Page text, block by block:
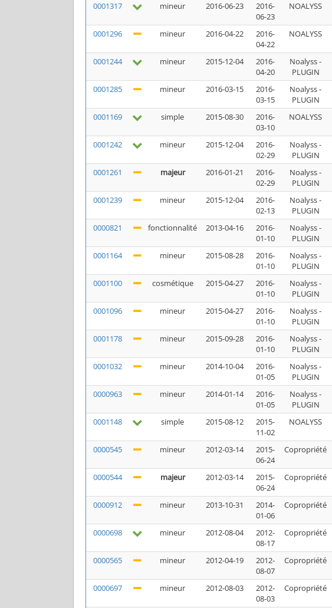
0001317 mineur 2016-06-23
2016-
06-23
NOALYSS
0001296 mineur 2016-04-22
2016-
04-22
NOALYSS
0001244
mineur 2015-12-04
2016-
04-20
Noalyss -
PLUGIN
0001285
mineur 2016-03-15
2016-
03-15
Noalyss -
PLUGIN
0001169 simple 2015-08-30
2016-
03-10
NOALYSS
0001242 mineur 2015-12-04
2016-
02-29
Noalyss -
PLUGIN
0001261
majeur 2016-01-21
2016-
02-29
Noalyss -
PLUGIN
0001239 mineur 2015-12-04
2016-
02-13
Noalyss -
PLUGIN
0000821 fonctionnalité 2013-04-16
2016-
01-10
Noalyss -
PLUGIN
0001164 mineur 2015-08-28
2016-
01-10
Noalyss -
PLUGIN
0001100 cosmétique 2015-04-27
2016-
01-10
Noalyss -
PLUGIN
0001096
mineur 2015-04-27
2016-
01-10
Noalyss -
PLUGIN
0001178 mineur 2015-09-28
2016-
01-10
Noalyss -
PLUGIN
0001032 mineur 2014-10-04
2016-
01-05
Noalyss -
PLUGIN
0000963
mineur 2014-01-14
2016-
01-05
Noalyss -
PLUGIN
0001148
simple 2015-08-12
2015-
11-02
NOALYSS
0000545 mineur 2012-03-14
2015-
06-24
Copropriété
0000544 majeur 2012-03-14
2015-
06-24
Copropriété
0000912 mineur 2013-10-31
2014-
01-06
Copropriété
0000698
mineur 2012-08-04
2012-
08-17
Copropriété
0000565
mineur 2012-04-19
2012-
08-07
Copropriété
0000697 mineur 2012-08-03
2012-
08-03
Copropriété